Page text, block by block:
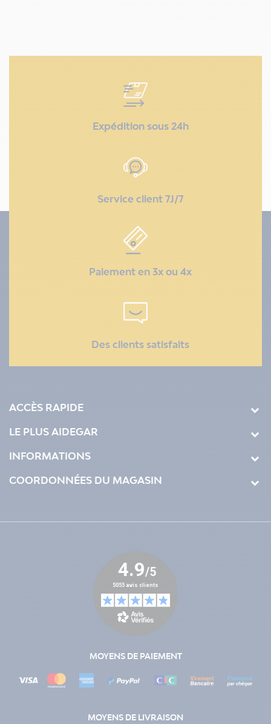
Expédition sous 24h
Service client 7J/7
Paiement en 3x ou 4x
Des clients satisfaits
ACCÈS RAPIDE
LE PLUS AIDEGAR
INFORMATIONS
COORDONNÉES DU MAGASIN
MOYENS DE PAIEMENT
MOYENS DE LIVRAISON